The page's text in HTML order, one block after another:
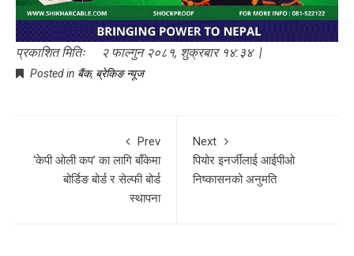
प्रकाशित मितिः २ फाल्गुन २०८१, शुक्रबार १४:३४ |
Posted in बैंक, ब्रेकिङ न्यूज
Prev
‘केपी ओली कप’ का लागि बाँकेमा
बोर्डिङ बोर्ड र सेल्फी बोर्ड
स्थापना
Next
पियोर इनर्जीलाई आईपीओ
निष्कासनको अनुमति